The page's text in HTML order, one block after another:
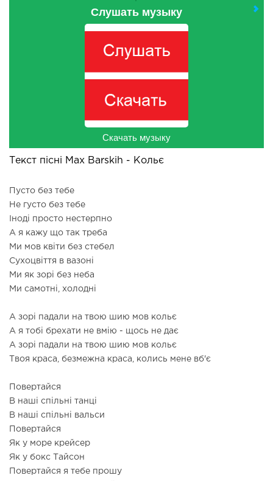
Слушать музыку
Скачать музыку
Текст пісні Max Barskih - Кольє
Пусто без тебе
Не густо без тебе
Іноді просто нестерпно
А я кажу що так треба
Ми мов квіти без стебел
Сухоцвіття в вазоні
Ми як зорі без неба
Ми самотні, холодні
А зорі падали на твою шию мов кольє
А я тобі брехати не вмію - щось не дає
А зорі падали на твою шию мов кольє
Твоя краса, безмежна краса, колись мене вб'є
Повертайся
В наші спільні танці
В наші спільні вальси
Повертайся
Як у море крейсер
Як у бокс Тайсон
Повертайся я тебе прошу